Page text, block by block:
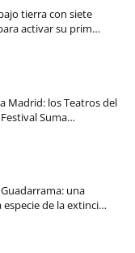
tierra con siete
activar su prim…
Madrid: los Teatros del
Suma…
una
de la extinci…